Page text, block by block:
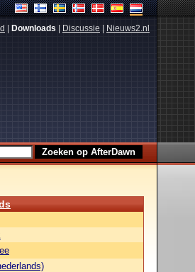
Downloads Discussie Nieuws2.nl